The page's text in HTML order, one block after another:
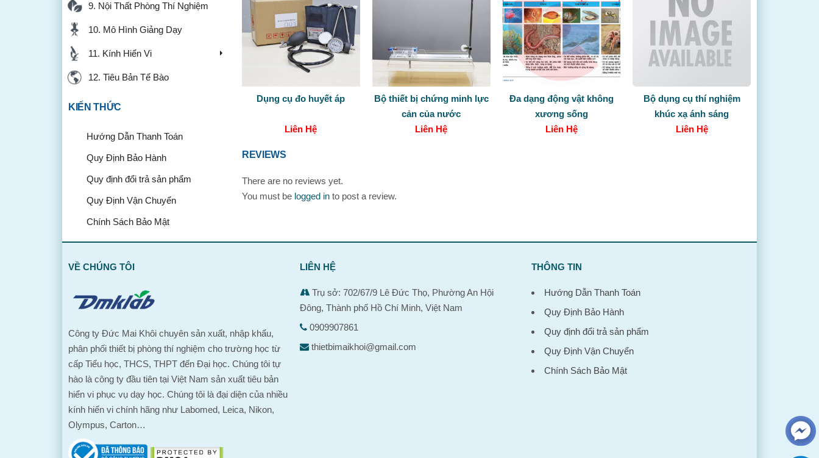
9. Nội Thất Phòng Thí Nghiệm
10. Mô Hình Giảng Dạy
11. Kính Hiển Vi
12. Tiêu Bản Tế Bào
KIẾN THỨC
Hướng Dẫn Thanh Toán
Quy Định Bảo Hành
Quy định đổi trả sản phẩm
Quy Định Vận Chuyển
Chính Sách Bảo Mật
Dụng cụ đo huyết áp
Liên Hệ
Bộ thiết bị chứng minh lực
cản của nước
Liên Hệ
Đa dạng động vật không
xương sống
Liên Hệ
Bộ dụng cụ thí nghiệm
khúc xạ ánh sáng
Liên Hệ
REVIEWS
There are no reviews yet.
You must be logged in to post a review.
VỀ CHÚNG TÔI
Công ty Đức Mai Khôi chuyên sản xuất, nhập khẩu,
phân phối thiết bị phòng thí nghiệm cho trường học từ
cấp Tiểu học, THCS, THPT đến Đại học. Chúng tôi tự
hào là công ty đầu tiên tại Việt Nam sản xuất tiêu bản
hiển vi phục vụ dạy học. Chúng tôi là đại diện của nhiều
kính hiển vi chính hãng như Labomed, Leica, Nikon,
Olympus, Carton…
LIÊN HỆ
Trụ sở: 702/67/9 Lê Đức Thọ, Phường An Hội
Đông, Thành phố Hồ Chí Minh, Việt Nam
0909907861
thietbimaikhoi@gmail.com
THÔNG TIN
Hướng Dẫn Thanh Toán
Quy Định Bảo Hành
Quy định đổi trả sản phẩm
Quy Định Vận Chuyển
Chính Sách Bảo Mật